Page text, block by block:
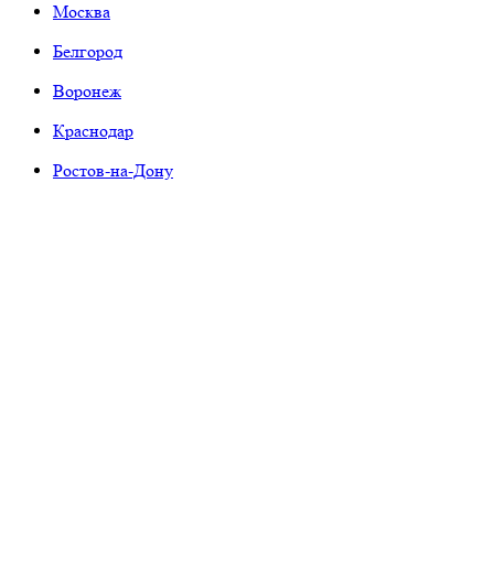
Москва
Белгород
Воронеж
Краснодар
Ростов-на-Дону